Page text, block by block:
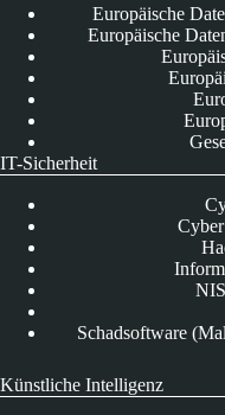
Europäische
Europäische
IT-Sicherheit
Schadsoftware
Künstliche Intelligenz